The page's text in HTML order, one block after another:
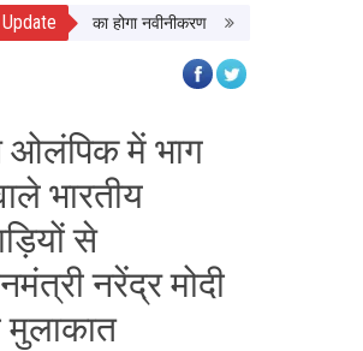
Pull का होगा नवीनीकरण एमपी टूरिज्म बोर्ड और
ओलंपिक में भाग
भारतीय
से
नरेंद्र मोदी
मुलाकात